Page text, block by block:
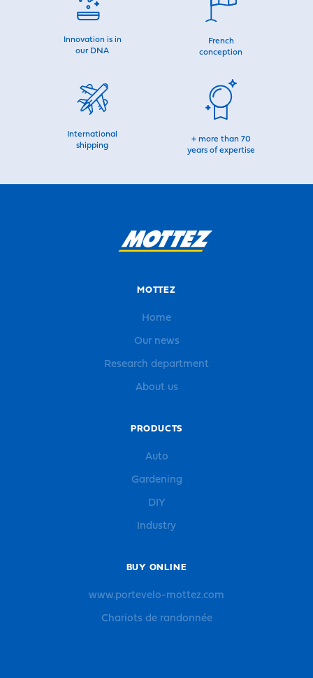
Innovation is in
our DNA
French
conception
International
shipping
+ more than 70
years of expertise
MOTTEZ
Home
Our news
Research department
About us
PRODUCTS
Auto
Gardening
DIY
Industry
BUY ONLINE
www.portevelo-mottez.com
Chariots de randonnée